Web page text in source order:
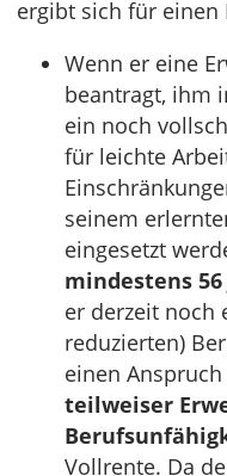
ergibt sich für einen
Wenn er eine
beantragt, ihm
ein noch
für leichte
seinem
eingesetzt
mindestens
er derzeit noch
reduzierten)
einen
teilweiser
Vollrente. Da